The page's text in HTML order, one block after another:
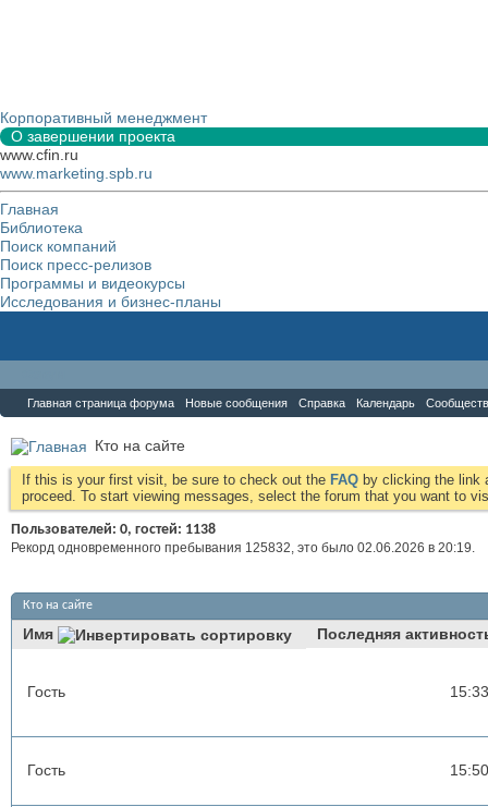
Корпоративный менеджмент
О завершении проекта
www.cfin.ru
www.marketing.spb.ru
Главная
Библиотека
Поиск компаний
Поиск пресс-релизов
Программы и видеокурсы
Исследования и бизнес-планы
Главная страница форума Новые сообщения Справка Календарь
Кто на сайте
If this is your first visit, be sure to check out the FAQ by clicking the link
proceed. To start viewing messages, select the forum that you want to
Пользователей: 0, гостей: 1138
Рекорд одновременного пребывания 125832, это было 02.06.2026 в 20:19.
Кто на сайте
Имя Последняя
Гость 15:33
Гость 15:50